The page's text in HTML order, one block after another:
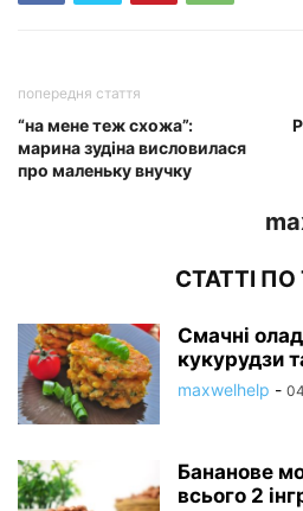
попередня стаття
“на мене теж схожа”:
марина зудіна висловилася
про маленьку внучку
СТАТТІ ПО
Смачні
кукурудзи
maxwelhelp -
Бананове
всього 2